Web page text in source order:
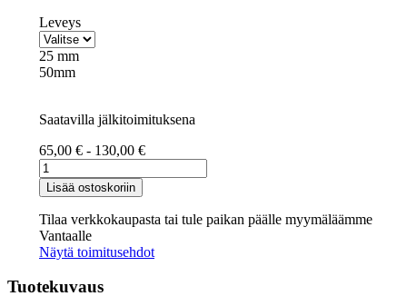
Leveys
25 mm
50mm
Saatavilla jälkitoimituksena
65,00 € - 130,00 €
TARRANAUHA,
NUKKA
+
KOUKKU
määrä
Lisää ostoskoriin
Tilaa verkkokaupasta tai tule paikan päälle myymäläämme
Vantaalle
Näytä toimitusehdot
Tuotekuvaus